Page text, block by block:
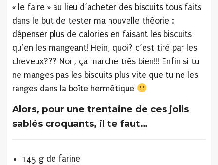
« le faire » au lieu d’acheter des biscuits tous faits
dans le but de tester ma nouvelle théorie :
dépenser plus de calories en faisant les biscuits
qu’en les mangeant! Hein, quoi? c’est tiré par les
cheveux??? Non, ça marche très bien!!! Enfin si tu
ne manges pas les biscuits plus vite que tu ne les
ranges dans la boîte hermétique
Alors, pour une trentaine de ces jolis
sablés croquants, il te faut…
145 g de farine